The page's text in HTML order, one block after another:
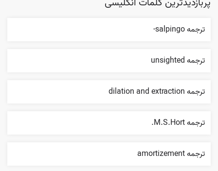
ترجمه salpingo-
ترجمه unsighted
ترجمه dilation and extraction
ترجمه M.S.Hort.
ترجمه amortizement